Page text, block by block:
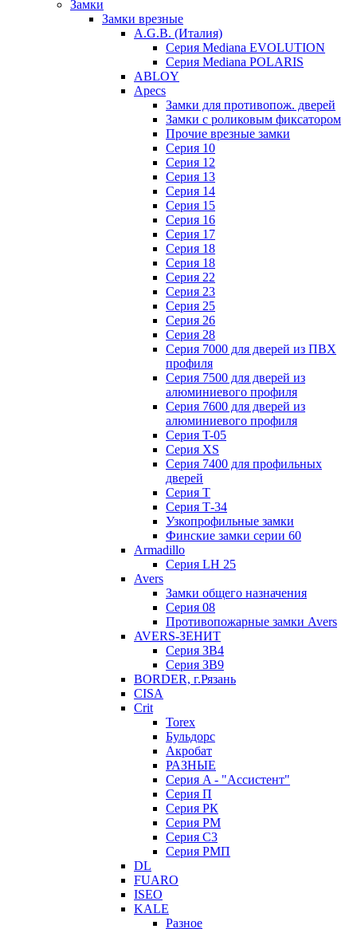
Замки
Замки врезные
A.G.B. (Италия)
Серия Mediana EVOLUTION
Серия Mediana POLARIS
ABLOY
Apecs
Замки для противопож. дверей
Замки с роликовым фиксатором
Прочие врезные замки
Серия 10
Серия 12
Серия 13
Серия 14
Серия 15
Серия 16
Серия 17
Серия 18
Серия 18
Серия 22
Серия 23
Серия 25
Серия 26
Серия 28
Серия 7000 для дверей из ПВХ
профиля
Серия 7500 для дверей из
алюминиевого профиля
Серия 7600 для дверей из
алюминиевого профиля
Серия T-05
Серия XS
Серия 7400 для профильных
дверей
Серия Т
Серия Т-34
Узкопрофильные замки
Финские замки серии 60
Armadillo
Серия LH 25
Avers
Замки общего назначения
Серия 08
Противопожарные замки Avers
AVERS-ЗЕНИТ
Серия ЗВ4
Серия ЗВ9
BORDER, г.Рязань
CISA
Crit
Torex
Бульдорс
Акробат
РАЗНЫЕ
Серия A - "Ассистент"
Серия П
Серия РК
Серия РМ
Серия С3
Серия РМП
DL
FUARO
ISEO
KALE
Разное